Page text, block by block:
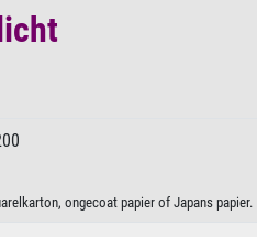
ongecoat papier of Japans papier.